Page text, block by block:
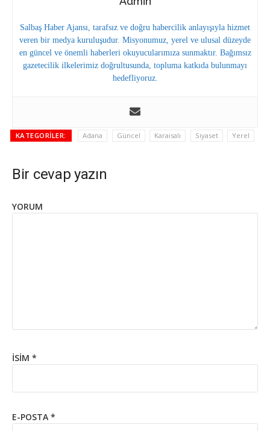
Salbaş Haber Ajansı, tarafsız ve doğru habercilik anlayışıyla hizmet
veren bir medya kuruluşudur. Misyonumuz, yerel ve ulusal düzeyde
en güncel ve önemli haberleri okuyucularımıza sunmaktır. Bağımsız
gazetecilik ilkelerimiz doğrultusunda, topluma katkıda bulunmayı
hedefliyoruz.
KATEGORILER: Adana Güncel Karaisalı Siyaset Yerel
Bir cevap yazın
YORUM
İSIM *
E-POSTA *